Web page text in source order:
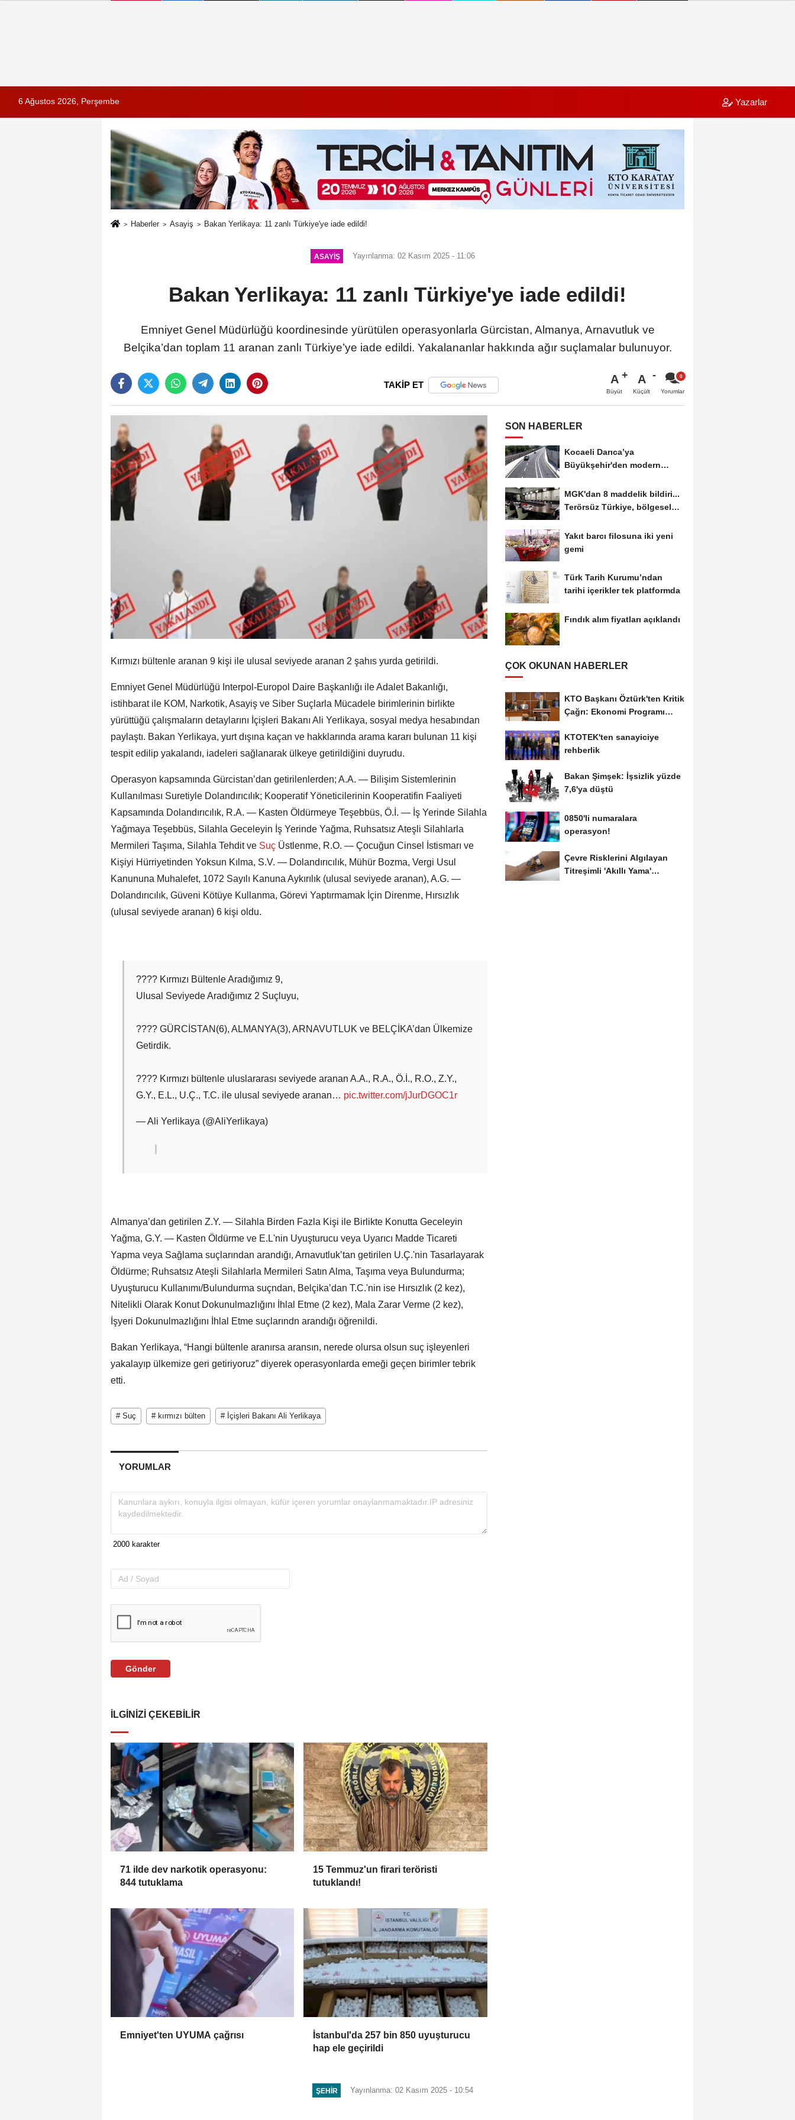
6 Ağustos 2026, Perşembe Yazarlar
Haberler Asayiş Bakan Yerlikaya: 11 zanlı Türkiye'ye iade edildi!
ASAYIŞ Yayınlanma: 02 Kasım 2025 - 11:06
Bakan Yerlikaya: 11 zanlı Türkiye'ye iade edildi!
Emniyet Genel Müdürlüğü koordinesinde yürütülen operasyonlarla Gürcistan, Almanya, Arnavutluk ve
Belçika’dan toplam 11 aranan zanlı Türkiye’ye iade edildi. Yakalananlar hakkında ağır suçlamalar bulunuyor.
TAKİP ET A
Büyüt
A
Küçült Yorumlar
Kırmızı bültenle aranan 9 kişi ile ulusal seviyede aranan 2 şahıs yurda getirildi.
Emniyet Genel Müdürlüğü Interpol-Europol Daire Başkanlığı ile Adalet Bakanlığı,
istihbarat ile KOM, Narkotik, Asayiş ve Siber Suçlarla Mücadele birimlerinin birlikte
yürüttüğü çalışmaların detaylarını İçişleri Bakanı Ali Yerlikaya, sosyal medya hesabından
paylaştı. Bakan Yerlikaya, yurt dışına kaçan ve hakklarında arama kararı bulunan 11 kişi
tespit edilip yakalandı, iadeleri sağlanarak ülkeye getirildiğini duyrudu.
Operasyon kapsamında Gürcistan’dan getirilenlerden; A.A. — Bilişim Sistemlerinin
Kullanılması Suretiyle Dolandırıcılık; Kooperatif Yöneticilerinin Kooperatifin Faaliyeti
Kapsamında Dolandırıcılık, R.A. — Kasten Öldürmeye Teşebbüs, Ö.İ. — İş Yerinde Silahla
Yağmaya Teşebbüs, Silahla Geceleyin İş Yerinde Yağma, Ruhsatsız Ateşli Silahlarla
Mermileri Taşıma, Silahla Tehdit ve Suç Üstlenme, R.O. — Çocuğun Cinsel İstismarı ve
Kişiyi Hürriyetinden Yoksun Kılma, S.V. — Dolandırıcılık, Mühür Bozma, Vergi Usul
Kanununa Muhalefet, 1072 Sayılı Kanuna Aykırılık (ulusal seviyede aranan), A.G. —
Dolandırıcılık, Güveni Kötüye Kullanma, Görevi Yaptırmamak İçin Direnme, Hırsızlık
(ulusal seviyede aranan) 6 kişi oldu.
???? Kırmızı Bültenle Aradığımız 9,
Ulusal Seviyede Aradığımız 2 Suçluyu,
???? GÜRCİSTAN(6), ALMANYA(3), ARNAVUTLUK ve BELÇİKA’dan Ülkemize
Getirdik.
???? Kırmızı bültenle uluslararası seviyede aranan A.A., R.A., Ö.İ., R.O., Z.Y.,
G.Y., E.L., U.Ç., T.C. ile ulusal seviyede aranan… pic.twitter.com/jJurDGOC1r
— Ali Yerlikaya (@AliYerlikaya)
Almanya’dan getirilen Z.Y. — Silahla Birden Fazla Kişi ile Birlikte Konutta Geceleyin
Yağma, G.Y. — Kasten Öldürme ve E.L'nin Uyuşturucu veya Uyarıcı Madde Ticareti
Yapma veya Sağlama suçlarından arandığı, Arnavutluk’tan getirilen U.Ç.'nin Tasarlayarak
Öldürme; Ruhsatsız Ateşli Silahlarla Mermileri Satın Alma, Taşıma veya Bulundurma;
Uyuşturucu Kullanımı/Bulundurma suçndan, Belçika’dan T.C.'nin ise Hırsızlık (2 kez),
Nitelikli Olarak Konut Dokunulmazlığını İhlal Etme (2 kez), Mala Zarar Verme (2 kez),
İşyeri Dokunulmazlığını İhlal Etme suçlarındn arandığı öğrenildi.
Bakan Yerlikaya, “Hangi bültenle aranırsa aransın, nerede olursa olsun suç işleyenleri
yakalayıp ülkemize geri getiriyoruz” diyerek operasyonlarda emeği geçen birimler tebrik
etti.
# Suç # kırmızı bülten # İçişleri Bakanı Ali Yerlikaya
YORUMLAR
Gönder
İLGINIZI ÇEKEBILIR
71 ilde dev narkotik operasyonu:
844 tutuklama
15 Temmuz'un firari teröristi
tutuklandı!
Emniyet'ten UYUMA çağrısı
İstanbul'da 257 bin 850 uyuşturucu
hap ele geçirildi
SON HABERLER
Kocaeli Darıca’ya
Büyükşehir'den modern
MGK'dan 8 maddelik bildiri...
Terörsüz Türkiye, bölgesel
Yakıt barcı filosuna iki yeni
gemi
Türk Tarih Kurumu’ndan
tarihi içerikler tek platformda
Fındık alım fiyatları açıklandı
ÇOK OKUNAN HABERLER
KTO Başkanı Öztürk'ten Kritik
Çağrı: Ekonomi Programı
KTOTEK'ten sanayiciye
rehberlik
Bakan Şimşek: İşsizlik yüzde
7,6'ya düştü
0850'li numaralara
operasyon!
Çevre Risklerini Algılayan
Titreşimli 'Akıllı Yama'
ŞEHIR Yayınlanma: 02 Kasım 2025 - 10:54